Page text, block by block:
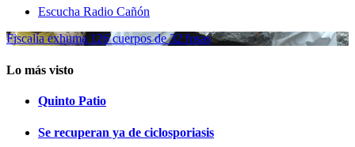
Escucha Radio Cañón
Fiscalía exhuma 126 cuerpos de 32 fosas
Lo más visto
Quinto Patio
Se recuperan ya de ciclosporiasis